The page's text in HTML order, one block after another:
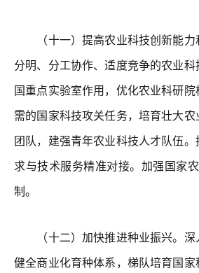
（十一）提高农业科技创新能力
分明、分工协作、适度竞争的农业
国重点实验室作用，优化农业科研
需的国家科技攻关任务，培育壮大
团队，建强青年农业科技人才队伍
求与技术服务精准对接。加强国家
制。
（十二）加快推进种业振兴。深
健全商业化育种体系，梯队培育国